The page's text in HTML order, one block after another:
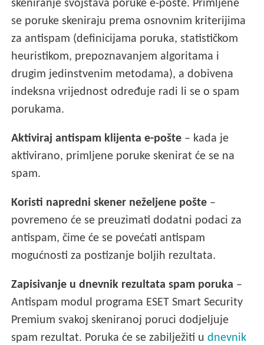
skeniranje svojstava poruke e-pošte. Primljene
se poruke skeniraju prema osnovnim kriterijima
za antispam (definicijama poruka, statističkom
heuristikom, prepoznavanjem algoritama i
drugim jedinstvenim metodama), a dobivena
indeksna vrijednost određuje radi li se o spam
porukama.
Aktiviraj antispam klijenta e-pošte – kada je
aktivirano, primljene poruke skenirat će se na
spam.
Koristi napredni skener neželjene pošte –
povremeno će se preuzimati dodatni podaci za
antispam, čime će se povećati antispam
mogućnosti za postizanje boljih rezultata.
Zapisivanje u dnevnik rezultata spam poruka –
Antispam modul programa ESET Smart Security
Premium svakoj skeniranoj poruci dodjeljuje
spam rezultat. Poruka će se zabilježiti udnevnik